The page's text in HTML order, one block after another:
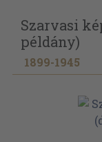
Szarvasi
példány)
1899-1945